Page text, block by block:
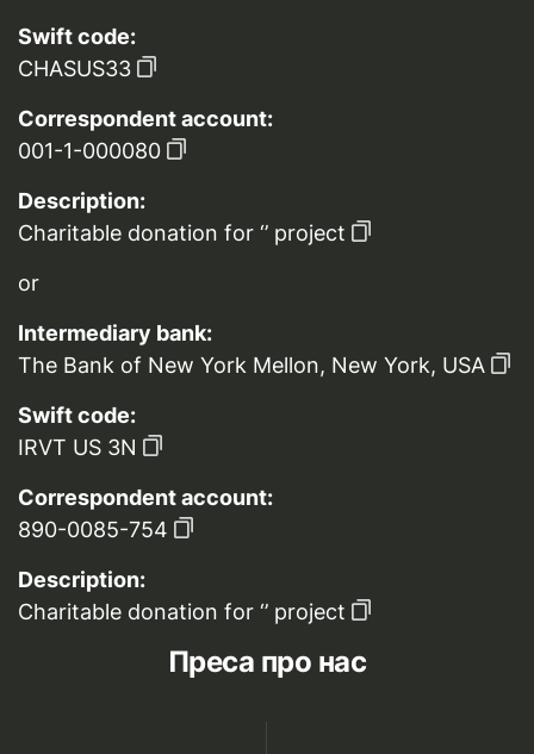
Swift code:
CHASUS33
Correspondent account:
001-1-000080
Description:
Charitable donation for ‘’ project
or
Intermediary bank:
The Bank of New York Mellon, New York, USA
Swift code:
IRVT US 3N
Correspondent account:
890-0085-754
Description:
Charitable donation for ‘’ project
Преса про нас